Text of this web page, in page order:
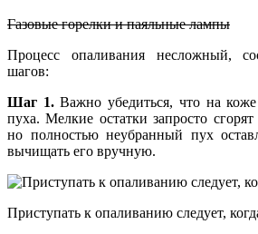
Газовые горелки и паяльные лампы
Процесс опаливания несложный,
шагов:
Шаг 1.Важно убедиться, что на коже
пуха. Мелкие остатки запросто
но полностью неубранный пух
вычищать его вручную.
Приступать к опаливанию следует,